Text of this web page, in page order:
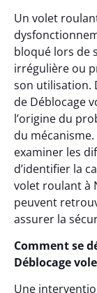
Un volet
bloqué lors de
irrégulière ou
son utilisation.
de Déblocage
l’origine du
du
examiner les
d’identifier la
volet roulant à
peuvent
assurer la
Comment se
Déblocage
Une